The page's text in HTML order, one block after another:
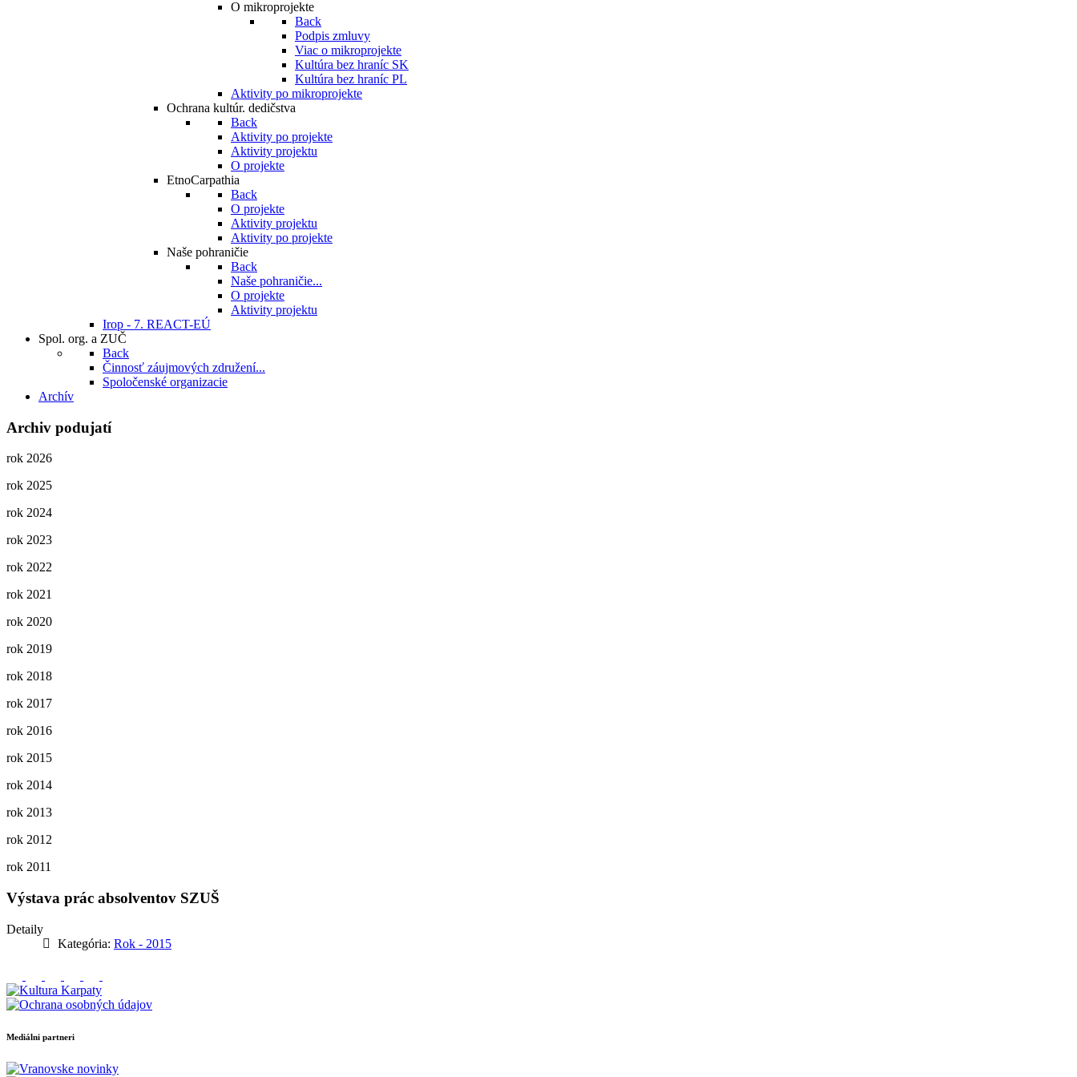
O mikroprojekte
Back
Podpis zmluvy
Viac o mikroprojekte
Kultúra bez hraníc SK
Kultúra bez hraníc PL
Aktivity po mikroprojekte
Ochrana kultúr. dedičstva
Back
Aktivity po projekte
Aktivity projektu
O projekte
EtnoCarpathia
Back
O projekte
Aktivity projektu
Aktivity po projekte
Naše pohraničie
Back
Naše pohraničie...
O projekte
Aktivity projektu
Irop - 7. REACT-EÚ
Spol. org. a ZUČ
Back
Činnosť záujmových združení...
Spoločenské organizacie
Archív
Archiv podujatí
rok 2026
rok 2025
rok 2024
rok 2023
rok 2022
rok 2021
rok 2020
rok 2019
rok 2018
rok 2017
rok 2016
rok 2015
rok 2014
rok 2013
rok 2012
rok 2011
Výstava prác absolventov SZUŠ
Detaily
Kategória: Rok - 2015
Mediálni partneri